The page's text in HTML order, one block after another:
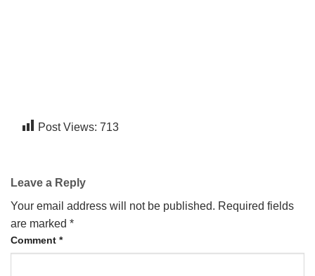
Post Views: 713
Leave a Reply
Your email address will not be published. Required fields
are marked *
Comment *